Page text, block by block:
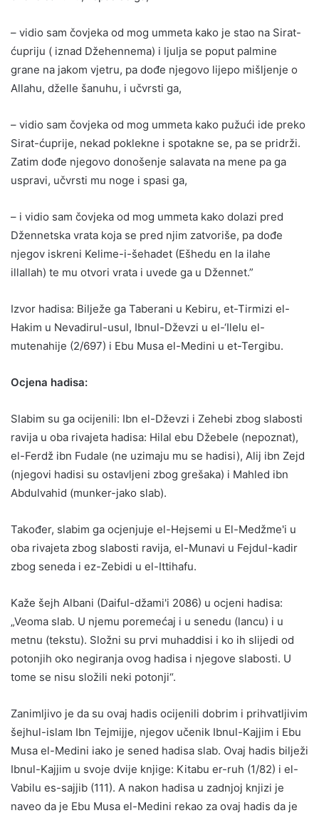
– vidio sam čovjeka od mog ummeta kako je stao na Sirat-
ćupriju ( iznad Džehennema) i ljulja se poput palmine
grane na jakom vjetru, pa dođe njegovo lijepo mišljenje o
Allahu, dželle šanuhu, i učvrsti ga,
– vidio sam čovjeka od mog ummeta kako pužući ide preko
Sirat-ćuprije, nekad poklekne i spotakne se, pa se pridrži.
Zatim dođe njegovo donošenje salavata na mene pa ga
uspravi, učvrsti mu noge i spasi ga,
– i vidio sam čovjeka od mog ummeta kako dolazi pred
Džennetska vrata koja se pred njim zatvoriše, pa dođe
njegov iskreni Kelime-i-šehadet (Ešhedu en la ilahe
illallah) te mu otvori vrata i uvede ga u Džennet.”
Izvor hadisa: Bilježe ga Taberani u Kebiru, et-Tirmizi el-
Hakim u Nevadirul-usul, Ibnul-Dževzi u el-‘Ilelu el-
mutenahije (2/697) i Ebu Musa el-Medini u et-Tergibu.
Ocjena hadisa:
Slabim su ga ocijenili: Ibn el-Dževzi i Zehebi zbog slabosti
ravija u oba rivajeta hadisa: Hilal ebu Džebele (nepoznat),
el-Ferdž ibn Fudale (ne uzimaju mu se hadisi), Alij ibn Zejd
(njegovi hadisi su ostavljeni zbog grešaka) i Mahled ibn
Abdulvahid (munker-jako slab).
Također, slabim ga ocjenjuje el-Hejsemi u El-Medžme'i u
oba rivajeta zbog slabosti ravija, el-Munavi u Fejdul-kadir
zbog seneda i ez-Zebidi u el-Ittihafu.
Kaže šejh Albani (Daiful-džami'i 2086) u ocjeni hadisa:
„Veoma slab. U njemu poremećaj i u senedu (lancu) i u
metnu (tekstu). Složni su prvi muhaddisi i ko ih slijedi od
potonjih oko negiranja ovog hadisa i njegove slabosti. U
tome se nisu složili neki potonji“.
Zanimljivo je da su ovaj hadis ocijenili dobrim i prihvatljivim
šejhul-islam Ibn Tejmijje, njegov učenik Ibnul-Kajjim i Ebu
Musa el-Medini iako je sened hadisa slab. Ovaj hadis bilježi
Ibnul-Kajjim u svoje dvije knjige: Kitabu er-ruh (1/82) i el-
Vabilu es-sajjib (111). A nakon hadisa u zadnjoj knjizi je
naveo da je Ebu Musa el-Medini rekao za ovaj hadis da je